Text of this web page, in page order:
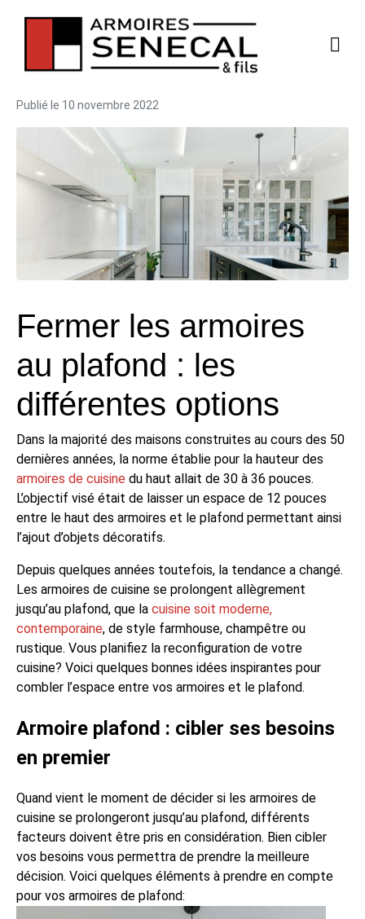
Publié le 10 novembre 2022
Fermer les armoires
au plafond : les
différentes options
Dans la majorité des maisons construites au cours des 50
dernières années, la norme établie pour la hauteur des
armoires de cuisine du haut allait de 30 à 36 pouces.
L’objectif visé était de laisser un espace de 12 pouces
entre le haut des armoires et le plafond permettant ainsi
l’ajout d’objets décoratifs.
Depuis quelques années toutefois, la tendance a changé.
Les armoires de cuisine se prolongent allègrement
jusqu’au plafond, que la cuisine soit moderne,
contemporaine, de style farmhouse, champêtre ou
rustique. Vous planifiez la reconfiguration de votre
cuisine? Voici quelques bonnes idées inspirantes pour
combler l’espace entre vos armoires et le plafond.
Armoire plafond : cibler ses besoins
en premier
Quand vient le moment de décider si les armoires de
cuisine se prolongeront jusqu’au plafond, différents
facteurs doivent être pris en considération. Bien cibler
vos besoins vous permettra de prendre la meilleure
décision. Voici quelques éléments à prendre en compte
pour vos armoires de plafond: